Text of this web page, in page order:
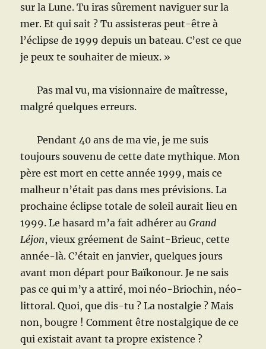
sur la Lune. Tu iras sûrement naviguer sur la
mer. Et qui sait ? Tu assisteras peut-être à
l’éclipse de 1999 depuis un bateau. C’est ce que
je peux te souhaiter de mieux. »
Pas mal vu, ma visionnaire de maîtresse,
malgré quelques erreurs.
Pendant 40 ans de ma vie, je me suis
toujours souvenu de cette date mythique. Mon
père est mort en cette année 1999, mais ce
malheur n’était pas dans mes prévisions. La
prochaine éclipse totale de soleil aurait lieu en
1999. Le hasard m’a fait adhérer auGrand
Léjon, vieux gréement de Saint-Brieuc, cette
année-là. C’était en janvier, quelques jours
avant mon départ pour Baïkonour. Je ne sais
pas ce qui m’y a attiré, moi néo-Briochin, néo-
littoral. Quoi, que dis-tu ? La nostalgie ? Mais
non, bougre ! Comment être nostalgique de ce
qui existait avant ta propre existence ?